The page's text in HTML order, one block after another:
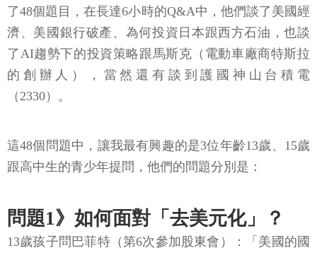
了48個題目，在長達6小時的Q&A中，他們談了美國經
濟、美國銀行破產、為何投資日本跟西方石油，也談
了AI趨勢下的投資策略跟馬斯克（電動車廠商特斯拉
的創辦人），當然還有談到護國神山台積電
（2330）。
這48個問題中，讓我最有興趣的是3位年齡13歲、15歲
跟高中生的青少年提問，他們的問題分別是：
問題1》如何面對「去美元化」？
13歲孩子問巴菲特（第6次參加股東會）：「美國的國